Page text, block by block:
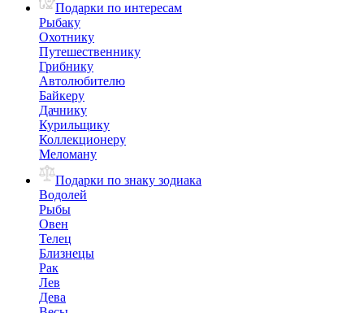
Подарки по интересам
Рыбаку
Охотнику
Путешественнику
Грибнику
Автолюбителю
Байкеру
Дачнику
Курильщику
Коллекционеру
Меломану
Подарки по знаку зодиака
Водолей
Рыбы
Овен
Телец
Близнецы
Рак
Лев
Дева